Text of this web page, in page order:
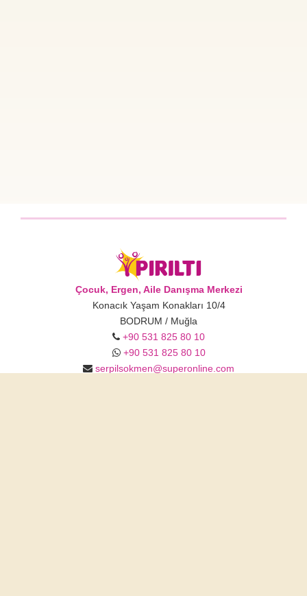
Çocuk, Ergen, Aile Danışma Merkezi
Konacık Yaşam Konakları 10/4
BODRUM / Muğla
+90 531 825 80 10
+90 531 825 80 10
serpilsokmen@superonline.com